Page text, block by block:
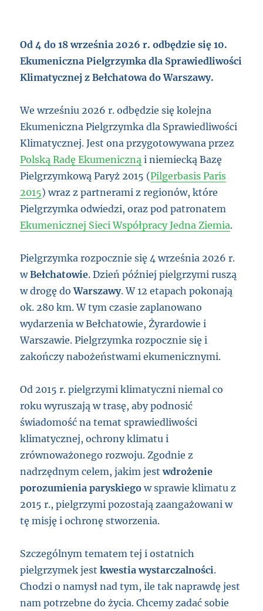
Od 4 do 18 września 2026 r. odbędzie się 10.
Ekumeniczna Pielgrzymka dla Sprawiedliwości
Klimatycznej z Bełchatowa do Warszawy.
We wrześniu 2026 r. odbędzie się kolejna
Ekumeniczna Pielgrzymka dla Sprawiedliwości
Klimatycznej. Jest ona przygotowywana przez
Polską Radę Ekumeniczną i niemiecką Bazę
Pielgrzymkową Paryż 2015 (Pilgerbasis Paris
2015) wraz z partnerami z regionów, które
Pielgrzymka odwiedzi, oraz pod patronatem
Ekumenicznej Sieci Współpracy Jedna Ziemia.
Pielgrzymka rozpocznie się 4 września 2026 r.
wBełchatowie. Dzień później pielgrzymi ruszą
w drogę doWarszawy. W 12 etapach pokonają
ok. 280 km. W tym czasie zaplanowano
wydarzenia w Bełchatowie, Żyrardowie i
Warszawie. Pielgrzymka rozpocznie się i
zakończy nabożeństwami ekumenicznymi.
Od 2015 r. pielgrzymi klimatyczni niemal co
roku wyruszają w trasę, aby podnosić
świadomość na temat sprawiedliwości
klimatycznej, ochrony klimatu i
zrównoważonego rozwoju. Zgodnie z
nadrzędnym celem, jakim jestwdrożenie
porozumienia paryskiego w sprawie klimatu z
2015 r., pielgrzymi pozostają zaangażowani w
tę misję i ochronę stworzenia.
Szczególnym tematem tej i ostatnich
pielgrzymek jestkwestia wystarczalności.
Chodzi o namysł nad tym, ile tak naprawdę jest
nam potrzebne do życia. Chcemy zadać sobie